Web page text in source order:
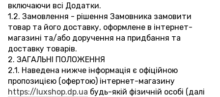
включаючи всі Додатки.
1.2. Замовлення - рішення Замовника замовити
товар та його доставку, оформлене в інтернет-
магазині та/або доручення на придбання та
доставку товарів.
2. ЗАГАЛЬНІ ПОЛОЖЕННЯ
2.1. Наведена нижче інформація є офіційною
пропозицією (офертою) інтернет-магазину
https://luxshop.dp.ua будь-якій фізичній особі (далі